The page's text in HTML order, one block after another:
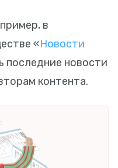
в
«Новости
последние новости
контента.